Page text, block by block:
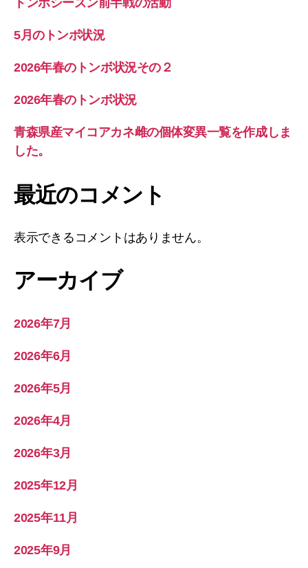
5月のトンボ状況
2026年春のトンボ状況その２
2026年春のトンボ状況
青森県産マイコアカネ雌の個体変異一覧を作成しま
した。
最近のコメント
表示できるコメントはありません。
アーカイブ
2026年7月
2026年6月
2026年5月
2026年4月
2026年3月
2025年12月
2025年11月
2025年9月